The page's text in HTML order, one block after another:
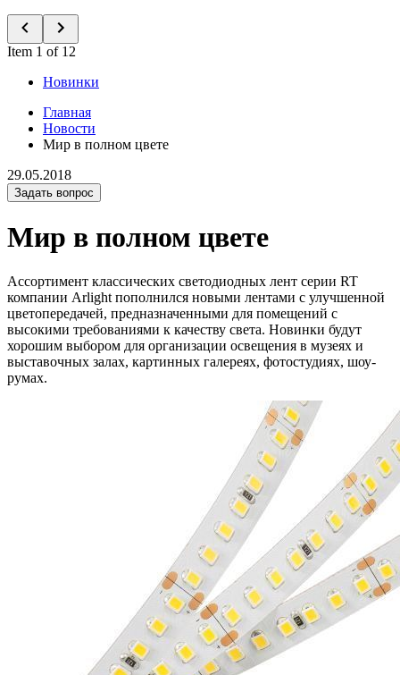
Item 1 of 12
Новинки
Главная
Новости
Мир в полном цвете
29.05.2018
Задать вопрос
Мир в полном цвете
Ассортимент классических светодиодных лент серии RT
компании Arlight пополнился новыми лентами с улучшенной
цветопередачей, предназначенными для помещений с
высокими требованиями к качеству света. Новинки будут
хорошим выбором для организации освещения в музеях и
выставочных залах, картинных галереях, фотостудиях, шоу-
румах.